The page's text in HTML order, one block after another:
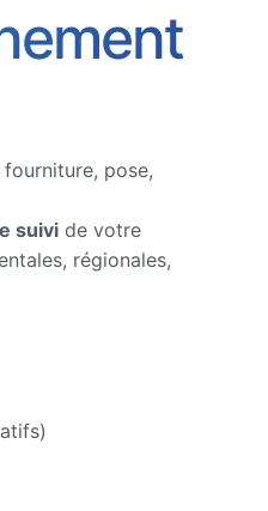
pose,
suivi de votre
régionales,